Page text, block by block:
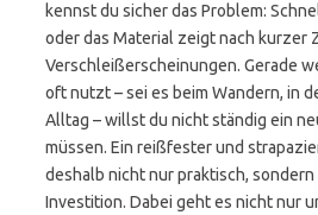
kennst du sicher das Problem:
oder das Material zeigt nach kurzer
Verschleißerscheinungen. Gerade
oft nutzt – sei es beim Wandern, in
Alltag – willst du nicht ständig ein
müssen. Ein reißfester und
deshalb nicht nur praktisch,
Investition. Dabei geht es nicht nur